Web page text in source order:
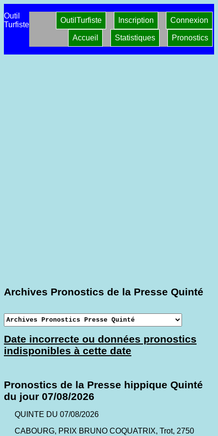
Outil
Turfiste
Connexion
Inscription
OutilTurfiste
Pronostics
Statistiques
Accueil
Archives Pronostics de la Presse Quinté
Date incorrecte ou données pronostics
indisponibles à cette date
Pronostics de la Presse hippique Quinté
du jour 07/08/2026
QUINTE DU 07/08/2026
CABOURG, PRIX BRUNO COQUATRIX, Trot, 2750